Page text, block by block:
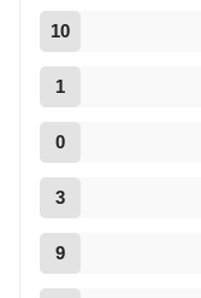
10
1
0
3
9